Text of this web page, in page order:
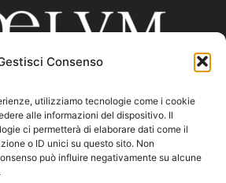
Consenso
utilizziamo tecnologie come i cookie
alle informazioni del dispositivo. Il
ci permetterà di elaborare dati come il
o ID unici su questo sito. Non
può influire negativamente su alcune
CHI SIAMO
coelumastro@coelum.com